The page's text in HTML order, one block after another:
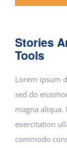
Stories
Tools
Lorem ipsum
sed do
magna
exercitation
commodo